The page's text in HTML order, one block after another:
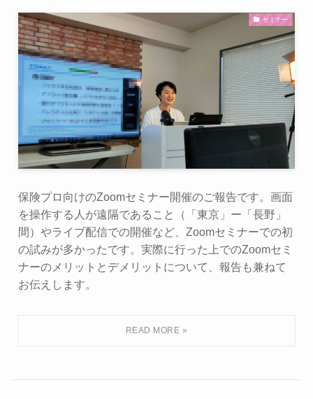
セミナー
保険プロ向けのZoomセミナー開催のご報告です。画面
を操作する人が遠隔であること（「東京」ー「長野」
間）やライブ配信での開催など、Zoomセミナーでの初
の試みが多かったです。実際に行った上でのZoomセミ
ナーのメリットとデメリットについて、報告も兼ねて
お伝えします。